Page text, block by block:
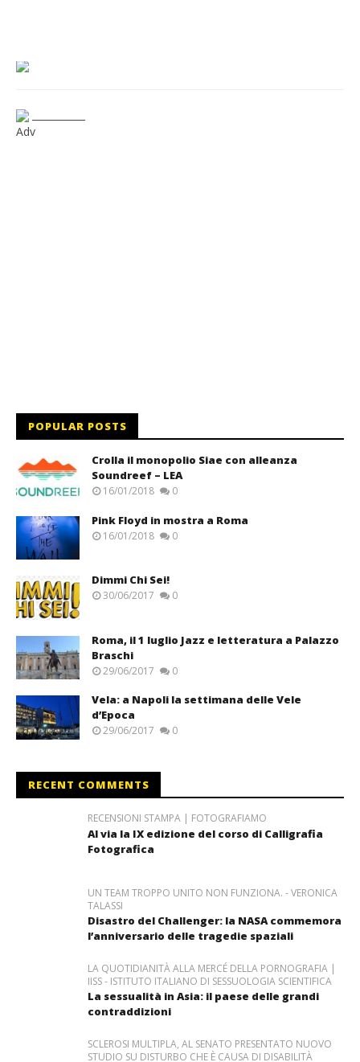
Adv
POPULAR POSTS
Crolla il monopolio Siae con alleanza
Soundreef – LEA
16/01/2018 0
Pink Floyd in mostra a Roma
16/01/2018 0
Dimmi Chi Sei!
30/06/2017 0
Roma, il 1 luglio Jazz e letteratura a Palazzo
Braschi
29/06/2017 0
Vela: a Napoli la settimana delle Vele
d’Epoca
29/06/2017 0
RECENT COMMENTS
RECENSIONI STAMPA | FOTOGRAFIAMO
Al via la IX edizione del corso di Calligrafia
Fotografica
UN TEAM TROPPO UNITO NON FUNZIONA. - VERONICA
TALASSI
Disastro del Challenger: la NASA commemora
l’anniversario delle tragedie spaziali
LA QUOTIDIANITÀ ALLA MERCÉ DELLA PORNOGRAFIA |
IISS - ISTITUTO ITALIANO DI SESSUOLOGIA SCIENTIFICA
La sessualità in Asia: il paese delle grandi
contraddizioni
SCLEROSI MULTIPLA, AL SENATO PRESENTATO NUOVO
STUDIO SU DISTURBO CHE È CAUSA DI DISABILITÀ